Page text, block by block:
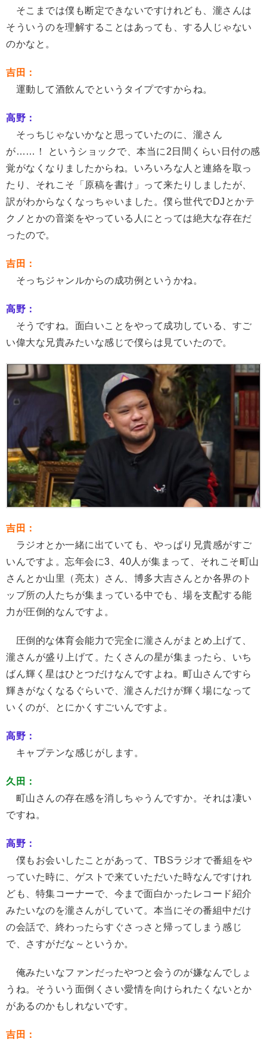
そこまでは僕も断定できないですけれども、瀧さんは
そういうのを理解することはあっても、する人じゃない
のかなと。
吉田：
運動して酒飲んでというタイプですからね。
高野：
そっちじゃないかなと思っていたのに、瀧さん
が……！ というショックで、本当に2日間くらい日付の感
覚がなくなりましたからね。いろいろな人と連絡を取っ
たり、それこそ「原稿を書け」って来たりしましたが、
訳がわからなくなっちゃいました。僕ら世代でDJとかテ
クノとかの音楽をやっている人にとっては絶大な存在だ
ったので。
吉田：
そっちジャンルからの成功例というかね。
高野：
そうですね。面白いことをやって成功している、すご
い偉大な兄貴みたいな感じで僕らは見ていたので。
吉田：
ラジオとか一緒に出ていても、やっぱり兄貴感がすご
いんですよ。忘年会に3、40人が集まって、それこそ町山
さんとか山里（亮太）さん、博多大吉さんとか各界のト
ップ所の人たちが集まっている中でも、場を支配する能
力が圧倒的なんですよ。
圧倒的な体育会能力で完全に瀧さんがまとめ上げて、
瀧さんが盛り上げて。たくさんの星が集まったら、いち
ばん輝く星はひとつだけなんですよね。町山さんですら
輝きがなくなるぐらいで、瀧さんだけが輝く場になって
いくのが、とにかくすごいんですよ。
高野：
キャプテンな感じがします。
久田：
町山さんの存在感を消しちゃうんですか。それは凄い
ですね。
高野：
僕もお会いしたことがあって、TBSラジオで番組をや
っていた時に、ゲストで来ていただいた時なんですけれ
ども、特集コーナーで、今まで面白かったレコード紹介
みたいなのを瀧さんがしていて。本当にその番組中だけ
の会話で、終わったらすぐさっさと帰ってしまう感じ
で、さすがだな～というか。
俺みたいなファンだったやつと会うのが嫌なんでしょ
うね。そういう面倒くさい愛情を向けられたくないとか
があるのかもしれないです。
吉田：